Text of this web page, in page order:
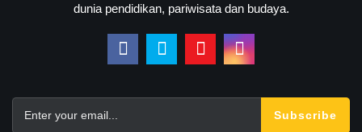
dunia pendidikan, pariwisata dan budaya.
Subscribe